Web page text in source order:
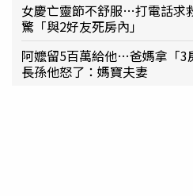
女慶亡靈節不舒服…打電話
驚「與2好友死房內」
阿嬤留5百萬給他…爸媽拿「
長孫他怒了：媽寶夫妻